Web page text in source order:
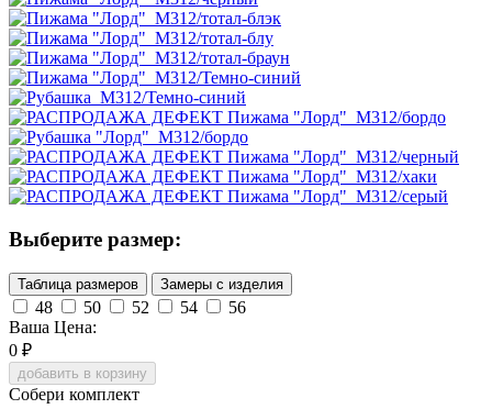
Выберите размер:
Таблица размеров Замеры с изделия
48 50 52 54
56
Ваша Цена:
0 ₽
добавить в корзину
Собери комплект